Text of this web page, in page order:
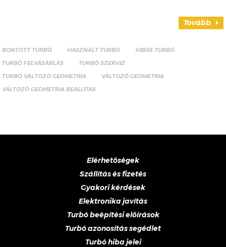
Tovább
BONTOTT TURBÓ HASZNÁLT TURBÓ
HIBÁS TURBÓ
TURBÓ FELVÁSÁRLÁS
TURBÓ SZERVIZ
TURBÓ VÁLTOZÓ GEOMETRIA
VÁLTOZÓ GEOMETRIA
VÁLTOZÓ GEOMETRIA BEÁLLÍTÁS
Elérhetőségek
Szállítás és fizetés
Gyakori kérdések
Elektronika javítás
Turbó beépítési előírások
Turbó azonosítás segédlet
Turbó hiba jelei